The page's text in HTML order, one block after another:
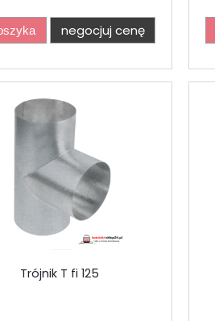
negocjuj cenę
Trójnik T fi 125